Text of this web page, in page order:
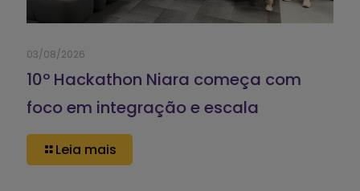
03/08/2026
10º Hackathon Niara começa com
foco em integração e escala
Leia mais